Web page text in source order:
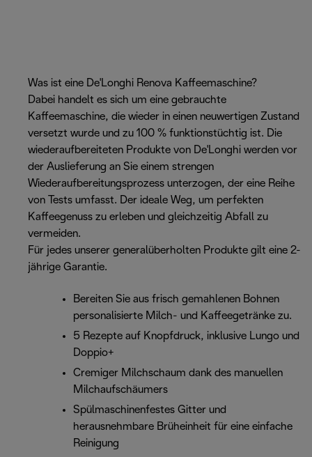
Was ist eine De'Longhi Renova Kaffeemaschine?
Dabei handelt es sich um eine gebrauchte
Kaffeemaschine, die wieder in einen neuwertigen Zustand
versetzt wurde und zu 100 % funktionstüchtig ist. Die
wiederaufbereiteten Produkte von De'Longhi werden vor
der Auslieferung an Sie einem strengen
Wiederaufbereitungsprozess unterzogen, der eine Reihe
von Tests umfasst. Der ideale Weg, um perfekten
Kaffeegenuss zu erleben und gleichzeitig Abfall zu
vermeiden.
Für jedes unserer generalüberholten Produkte gilt eine 2-
jährige Garantie.
Bereiten Sie aus frisch gemahlenen Bohnen
personalisierte Milch- und Kaffeegetränke zu.
5 Rezepte auf Knopfdruck, inklusive Lungo und
Doppio+
Cremiger Milchschaum dank des manuellen
Milchaufschäumers
Spülmaschinenfestes Gitter und
herausnehmbare Brüheinheit für eine einfache
Reinigung